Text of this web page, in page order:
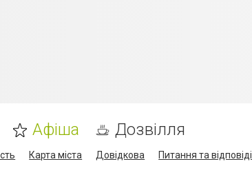
Афіша Дозвілля
Карта міста Довідкова Питання та відповіді